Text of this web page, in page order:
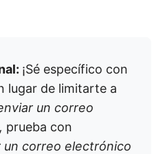
¡Sé específico con
lugar de limitarte a
un correo
prueba con
un correo electrónico